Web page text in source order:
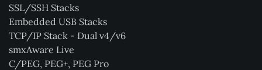
SSL/SSH Stacks
Embedded USB Stacks
TCP/IP Stack - Dual v4/v6
smxAware Live
C/PEG, PEG+, PEG Pro